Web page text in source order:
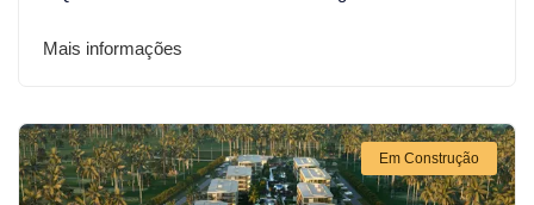
Mais informações
Em Construção